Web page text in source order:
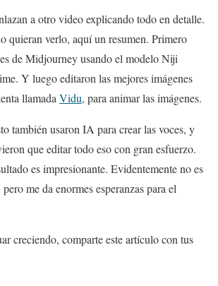
a otro video explicando todo en detalle.
quieran verlo, aquí un resumen. Primero
de Midjourney usando el modelo Niji
Y luego editaron las mejores imágenes
llamada Vidu, para animar las imágenes.
también usaron IA para crear las voces, y
que editar todo eso con gran esfuerzo.
es impresionante. Evidentemente no es
me da enormes esperanzas para el
creciendo, comparte este artículo con tus